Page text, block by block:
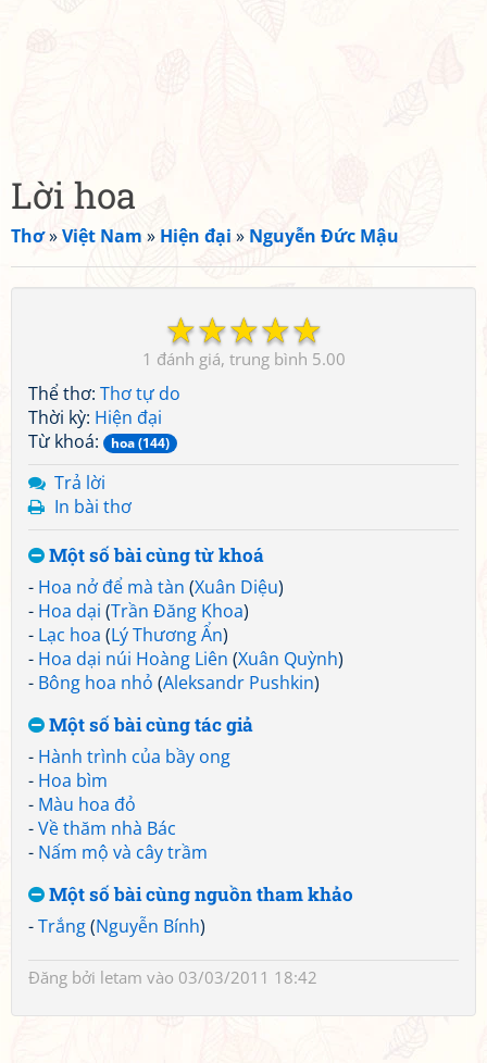
Lời hoa
Thơ»Việt Nam » Hiện đại » Nguyễn Đức Mậu
☆
☆
☆
☆
☆
1 5.00
Thể thơ: Thơ tự do
Thời kỳ: Hiện đại
Từ khoá:
hoa (144)
Trả lời
In bài thơ
Một số bài cùng từ khoá
- Hoa nở để mà tàn (Xuân Diệu)
- Hoa dại (Trần Đăng Khoa)
- Lạc hoa (Lý Thương Ẩn)
- Hoa dại núi Hoàng Liên (Xuân Quỳnh)
- Bông hoa nhỏ (Aleksandr Pushkin)
Một số bài cùng tác giả
- Hành trình của bầy ong
- Hoa bìm
- Màu hoa đỏ
-Về thăm nhà Bác
- Nấm mộ và cây trầm
Một số bài cùng nguồn tham khảo
-Trắng(Nguyễn Bính)
Đăng bởi letam vào 03/03/2011 18:42